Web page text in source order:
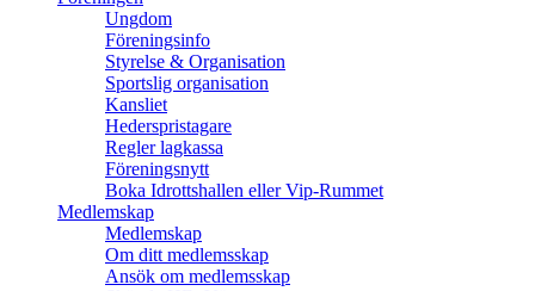
Ungdom
Föreningsinfo
Styrelse & Organisation
Sportslig organisation
Kansliet
Hederspristagare
Regler lagkassa
Föreningsnytt
Boka Idrottshallen eller Vip-Rummet
Medlemskap
Medlemskap
Om ditt medlemsskap
Ansök om medlemsskap